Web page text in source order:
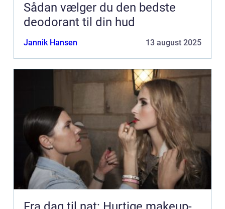
Sådan vælger du den bedste
deodorant til din hud
Jannik Hansen 13 august 2025